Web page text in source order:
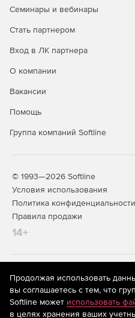
Семинары и вебинары
Стать партнером
Вход в ЛК партнера
О компании
Вакансии
Помощь
Группа компаний Softline
© 1993—2026 Softline
Условия использования
Политика конфиденциальности
Правила продажи
14+
На информационном ресурсе
рекомендательные технологии
предоставления информации
систематизации и анализа
предпочтениям пользователей
Продолжая использовать
вы соглашаетесь с тем, что
Softline может использовать
в целях хранения ваших